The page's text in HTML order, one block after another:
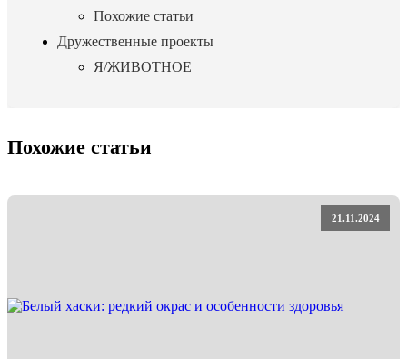
Похожие статьи
Дружественные проекты
Я/ЖИВОТНОЕ
Похожие статьи
21.11.2024